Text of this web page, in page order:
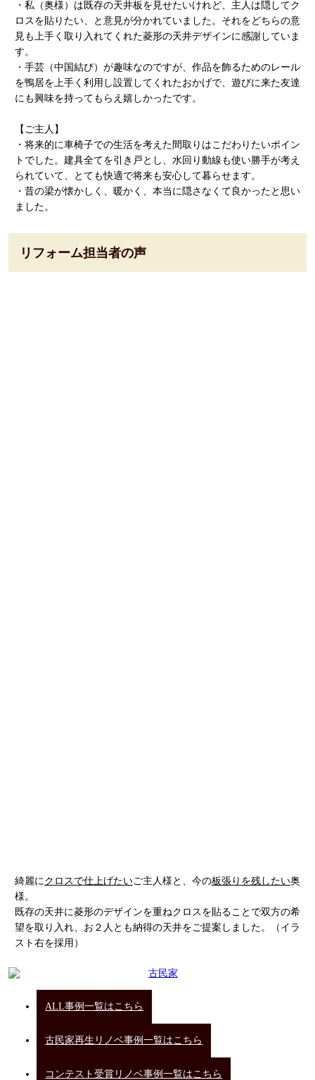
・私（奥様）は既存の天井板を見せたいけれど、主人は隠してク
ロスを貼りたい、と意見が分かれていました。それをどちらの意
見も上手く取り入れてくれた菱形の天井デザインに感謝していま
す。
・手芸（中国結び）が趣味なのですが、作品を飾るためのレール
を鴨居を上手く利用し設置してくれたおかげで、遊びに来た友達
にも興味を持ってもらえ嬉しかったです。
【ご主人】
・将来的に車椅子での生活を考えた間取りはこだわりたいポイン
トでした。建具全てを引き戸とし、水回り動線も使い勝手が考え
られていて、とても快適で将来も安心して暮らせます。
・昔の梁が懐かしく、暖かく、本当に隠さなくて良かったと思い
ました。
リフォーム担当者の声
綺麗にクロスで仕上げたいご主人様と、今の板張りを残したい奥
様。
既存の天井に菱形のデザインを重ねクロスを貼ることで双方の希
望を取り入れ、お２人とも納得の天井をご提案しました。（イラ
スト右を採用）
ALL事例一覧はこちら
古民家再生リノベ事例一覧はこちら
コンテスト受賞リノベ事例一覧はこちら